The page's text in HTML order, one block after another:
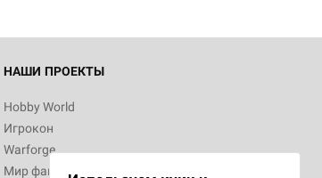
НАШИ ПРОЕКТЫ
Hobby World
Игрокон
Warforge
Мир фантастики